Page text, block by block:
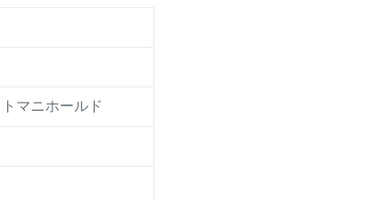
マニホールド